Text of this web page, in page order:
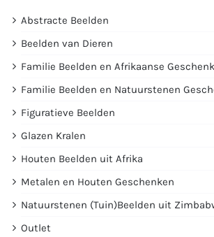
Abstracte Beelden
Beelden van Dieren
Familie Beelden en Afrikaanse
Familie Beelden en Natuurstenen
Figuratieve Beelden
Glazen Kralen
Houten Beelden uit Afrika
Metalen en Houten Geschenken
Natuurstenen (Tuin)Beelden uit
Outlet